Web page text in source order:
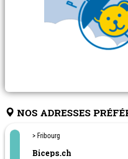
NOS ADRESSES
> Fribourg
Biceps.ch